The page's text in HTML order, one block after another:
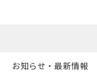
お知らせ・最新情報